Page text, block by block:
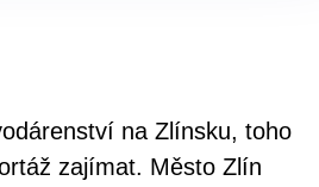
na Zlínsku, toho
zajímat. Město Zlín